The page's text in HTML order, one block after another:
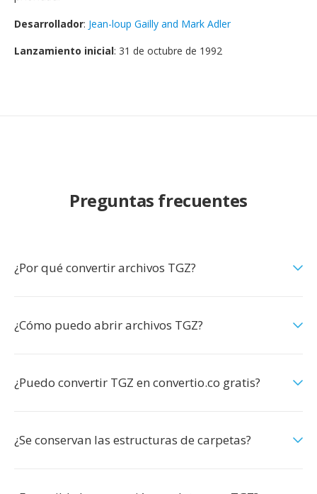
Desarrollador: Jean-loup Gailly and Mark Adler
Lanzamiento inicial: 31 de octubre de 1992
Preguntas frecuentes
¿Por qué convertir archivos TGZ?
¿Cómo puedo abrir archivos TGZ?
¿Puedo convertir TGZ en convertio.co gratis?
¿Se conservan las estructuras de carpetas?